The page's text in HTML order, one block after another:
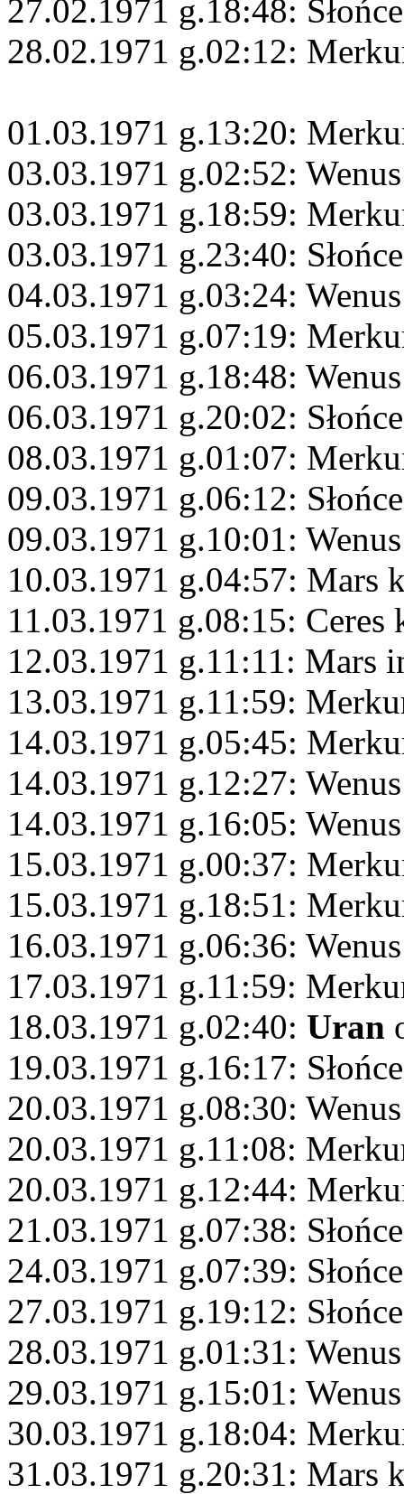
27.02.1971 g.18:48:
28.02.1971 g.02:12:
01.03.1971 g.13:20:
03.03.1971 g.02:52:
03.03.1971 g.18:59:
03.03.1971 g.23:40:
04.03.1971 g.03:24:
05.03.1971 g.07:19:
06.03.1971 g.18:48:
06.03.1971 g.20:02:
08.03.1971 g.01:07:
09.03.1971 g.06:12:
09.03.1971 g.10:01:
10.03.1971 g.04:57: Mars
11.03.1971 g.08:15:
12.03.1971 g.11:11: Mars
13.03.1971 g.11:59:
14.03.1971 g.05:45:
14.03.1971 g.12:27:
14.03.1971 g.16:05:
15.03.1971 g.00:37:
15.03.1971 g.18:51:
16.03.1971 g.06:36:
17.03.1971 g.11:59:
18.03.1971 g.02:40: Uran
19.03.1971 g.16:17:
20.03.1971 g.08:30:
20.03.1971 g.11:08:
20.03.1971 g.12:44:
21.03.1971 g.07:38:
24.03.1971 g.07:39:
27.03.1971 g.19:12:
28.03.1971 g.01:31:
29.03.1971 g.15:01:
30.03.1971 g.18:04:
31.03.1971 g.20:31: Mars